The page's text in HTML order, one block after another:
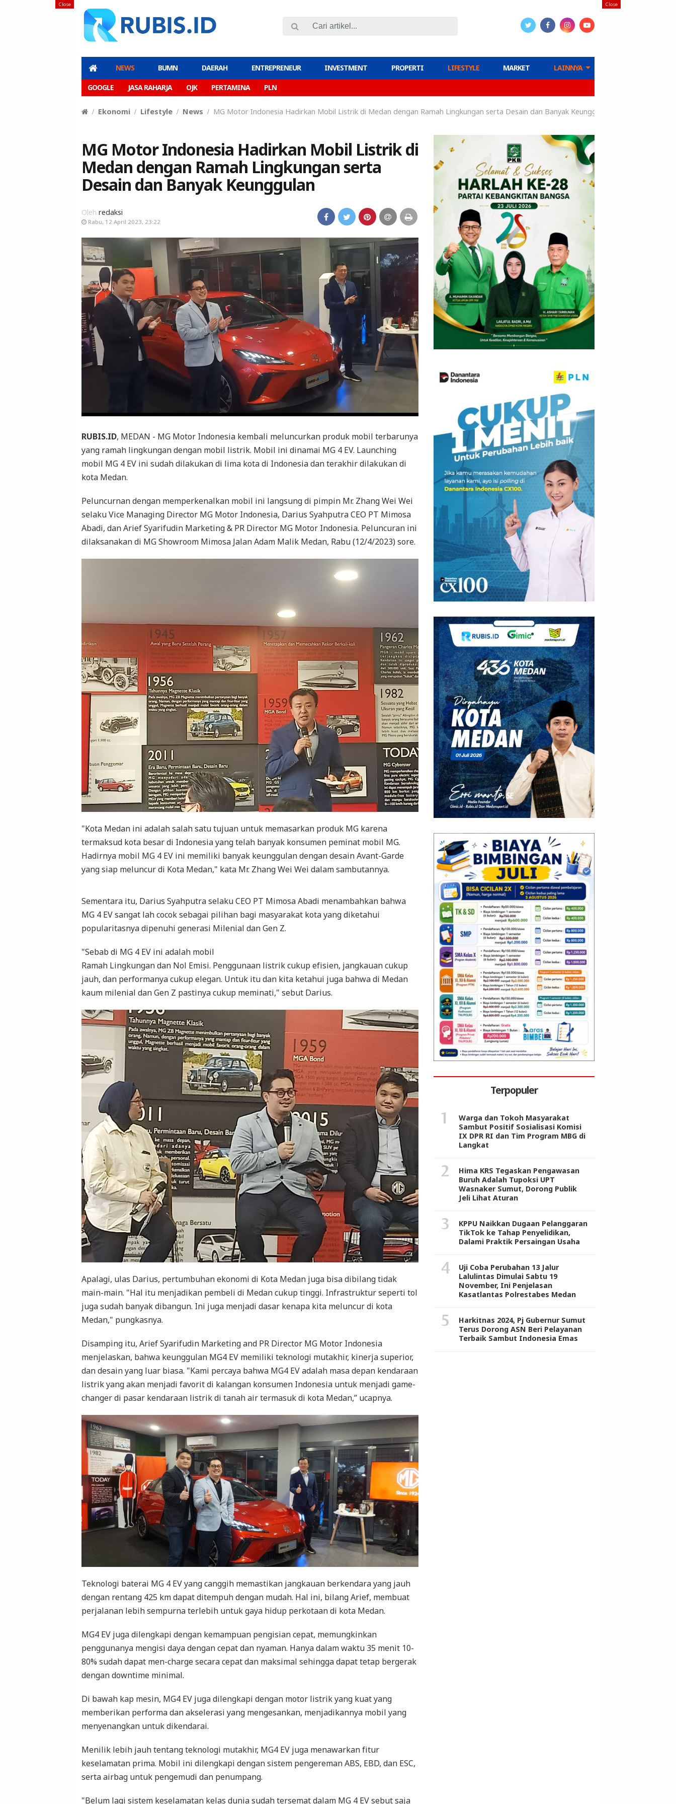
NEWS BUMN DAERAH ENTREPRENEUR INVESTMENT PROPERTI LIFESTYLE MARKET LAINNYA
GOOGLE JASA RAHARJA OJK PERTAMINA PLN
Close
Close
Ekonomi Lifestyle News MG Motor Indonesia Hadirkan Mobil Listrik di Medan dengan Ramah Lingkungan serta Desain dan Banyak Keunggulan
MG Motor Indonesia Hadirkan Mobil Listrik di
Medan dengan Ramah Lingkungan serta
Desain dan Banyak Keunggulan
Oleh redaksi
Rabu, 12 April 2023, 23:22
RUBIS.ID, MEDAN - MG Motor Indonesia kembali meluncurkan produk mobil terbarunya
yang ramah lingkungan dengan mobil listrik. Mobil ini dinamai MG 4 EV. Launching
mobil MG 4 EV ini sudah dilakukan di lima kota di Indonesia dan terakhir dilakukan di
kota Medan.
Peluncurnan dengan memperkenalkan mobil ini langsung di pimpin Mr. Zhang Wei Wei
selaku Vice Managing Director MG Motor Indonesia, Darius Syahputra CEO PT Mimosa
Abadi, dan Arief Syarifudin Marketing & PR Director MG Motor Indonesia. Peluncuran ini
dilaksanakan di MG Showroom Mimosa Jalan Adam Malik Medan, Rabu (12/4/2023) sore.
"Kota Medan ini adalah salah satu tujuan untuk memasarkan produk MG karena
termaksud kota besar di Indonesia yang telah banyak konsumen peminat mobil MG.
Hadirnya mobil MG 4 EV ini memiliki banyak keunggulan dengan desain Avant-Garde
yang siap meluncur di Kota Medan," kata Mr. Zhang Wei Wei dalam sambutannya.
Sementara itu, Darius Syahputra selaku CEO PT Mimosa Abadi menambahkan bahwa
MG 4 EV sangat lah cocok sebagai pilihan bagi masyarakat kota yang diketahui
popularitasnya dipenuhi generasi Milenial dan Gen Z.
"Sebab di MG 4 EV ini adalah mobil
Ramah Lingkungan dan Nol Emisi. Penggunaan listrik cukup efisien, jangkauan cukup
jauh, dan performanya cukup elegan. Untuk itu dan kita ketahui juga bahwa di Medan
kaum milenial dan Gen Z pastinya cukup meminati," sebut Darius.
Apalagi, ulas Darius, pertumbuhan ekonomi di Kota Medan juga bisa dibilang tidak
main-main. "Hal itu menjadikan pembeli di Medan cukup tinggi. Infrastruktur seperti tol
juga sudah banyak dibangun. Ini juga menjadi dasar kenapa kita meluncur di kota
Medan," pungkasnya.
Disamping itu, Arief Syarifudin Marketing and PR Director MG Motor Indonesia
menjelaskan, bahwa keunggulan MG4 EV memiliki teknologi mutakhir, kinerja superior,
dan desain yang luar biasa. "Kami percaya bahwa MG4 EV adalah masa depan kendaraan
listrik yang akan menjadi favorit di kalangan konsumen Indonesia untuk menjadi game-
changer di pasar kendaraan listrik di tanah air termasuk di kota Medan,” ucapnya.
Teknologi baterai MG 4 EV yang canggih memastikan jangkauan berkendara yang jauh
dengan rentang 425 km dapat ditempuh dengan mudah. Hal ini, bilang Arief, membuat
perjalanan lebih sempurna terlebih untuk gaya hidup perkotaan di kota Medan.
MG4 EV juga dilengkapi dengan kemampuan pengisian cepat, memungkinkan
penggunanya mengisi daya dengan cepat dan nyaman. Hanya dalam waktu 35 menit 10-
80% sudah dapat men-charge secara cepat dan maksimal sehingga dapat tetap bergerak
dengan downtime minimal.
Di bawah kap mesin, MG4 EV juga dilengkapi dengan motor listrik yang kuat yang
memberikan performa dan akselerasi yang mengesankan, menjadikannya mobil yang
menyenangkan untuk dikendarai.
Menilik lebih jauh tentang teknologi mutakhir, MG4 EV juga menawarkan fitur
keselamatan prima. Mobil ini dilengkapi dengan sistem pengereman ABS, EBD, dan ESC,
serta airbag untuk pengemudi dan penumpang.
"Belum lagi sistem keselamatan kelas dunia sudah tersemat dalam MG 4 EV sebut saja
Terpopuler
Warga dan Tokoh Masyarakat
Sambut Positif Sosialisasi Komisi
IX DPR RI dan Tim Program MBG di
Langkat
Hima KRS Tegaskan Pengawasan
Buruh Adalah Tupoksi UPT
Wasnaker Sumut, Dorong Publik
Jeli Lihat Aturan
KPPU Naikkan Dugaan Pelanggaran
TikTok ke Tahap Penyelidikan,
Dalami Praktik Persaingan Usaha
Uji Coba Perubahan 13 Jalur
Lalulintas Dimulai Sabtu 19
November, Ini Penjelasan
Kasatlantas Polrestabes Medan
Harkitnas 2024, Pj Gubernur Sumut
Terus Dorong ASN Beri Pelayanan
Terbaik Sambut Indonesia Emas